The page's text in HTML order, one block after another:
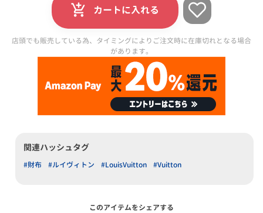
カートに入れる
店頭でも販売している為、タイミングによりご注文時に在庫切れとなる場合
があります。
関連ハッシュタグ
#財布 #ルイヴィトン #LouisVuitton #Vuitton
このアイテムをシェアする